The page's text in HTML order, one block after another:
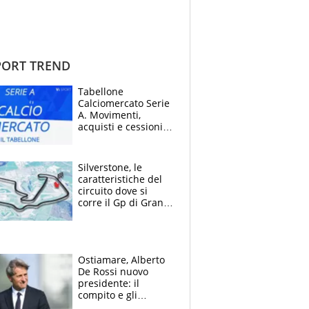
TREND
Tabellone
Calciomercato Serie
A. Movimenti,
acquisti e cessioni:
Silverstone, le
caratteristiche del
circuito dove si
corre il Gp di Gran
Ostiamare, Alberto
De Rossi nuovo
presidente: il
compito e gli